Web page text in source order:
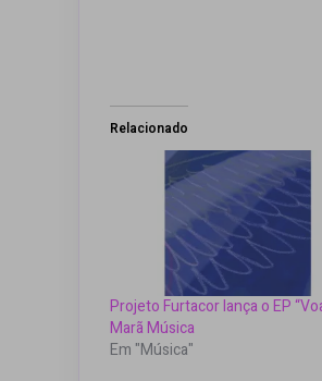
Relacionado
Projeto Furtacor lança o EP
Marã Música
Em "Música"